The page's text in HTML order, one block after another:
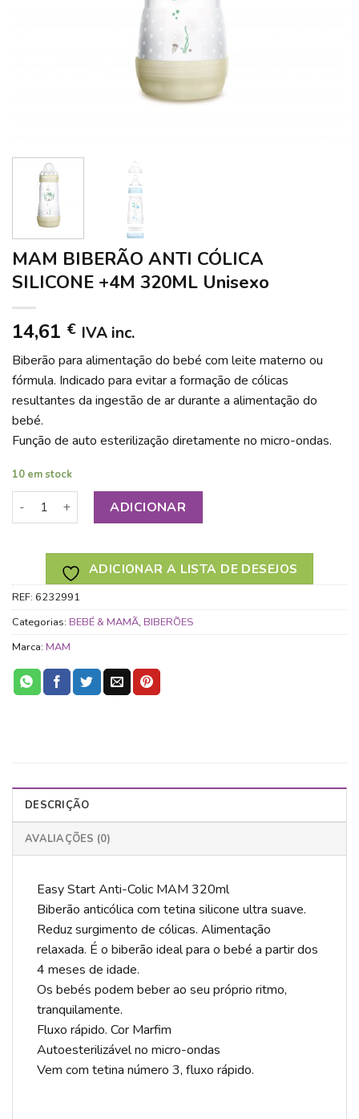
MAM BIBERÃO ANTI CÓLICA
SILICONE +4M 320ML Unisexo
14,61 € IVA inc.
Biberão para alimentação do bebé com leite materno ou
fórmula. Indicado para evitar a formação de cólicas
resultantes da ingestão de ar durante a alimentação do
bebé.
Função de auto esterilização diretamente no micro-ondas.
10 em stock
Quantidade de MAM BIBERÃO ANTI CÓLICA SILICONE +4M
ADICIONAR
ADICIONAR A LISTA DE DESEJOS
REF: 6232991
Categorias: BEBÉ & MAMÃ, BIBERÕES
Marca: MAM
DESCRIÇÃO
AVALIAÇÕES (0)
Easy Start Anti-Colic MAM 320ml
Biberão anticólica com tetina silicone ultra suave.
Reduz surgimento de cólicas. Alimentação
relaxada. É o biberão ideal para o bebé a partir dos
4 meses de idade.
Os bebés podem beber ao seu próprio ritmo,
tranquilamente.
Fluxo rápido. Cor Marfim
Autoesterilizável no micro-ondas
Vem com tetina número 3, fluxo rápido.